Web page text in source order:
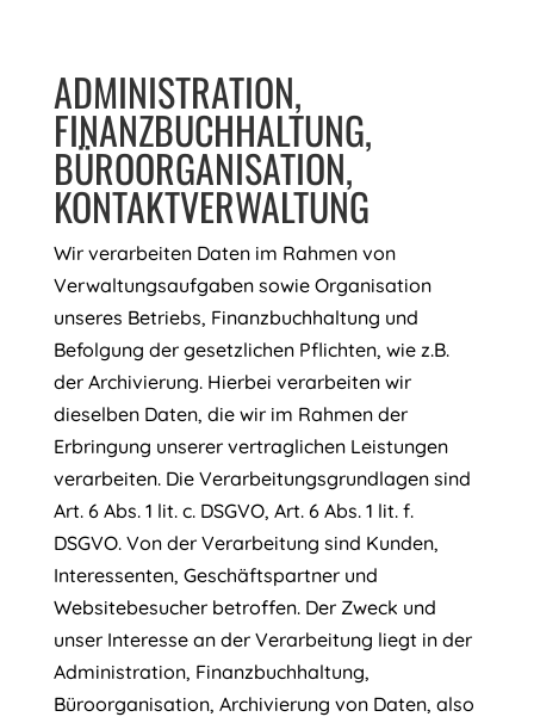
ADMINISTRATION,
FINANZBUCHHALTUNG,
BÜROORGANISATION,
KONTAKTVERWALTUNG
Wir verarbeiten Daten im Rahmen von
Verwaltungsaufgaben sowie Organisation
unseres Betriebs, Finanzbuchhaltung und
Befolgung der gesetzlichen Pflichten, wie z.B.
der Archivierung. Hierbei verarbeiten wir
dieselben Daten, die wir im Rahmen der
Erbringung unserer vertraglichen Leistungen
verarbeiten. Die Verarbeitungsgrundlagen sind
Art. 6 Abs. 1 lit. c. DSGVO, Art. 6 Abs. 1 lit. f.
DSGVO. Von der Verarbeitung sind Kunden,
Interessenten, Geschäftspartner und
Websitebesucher betroffen. Der Zweck und
unser Interesse an der Verarbeitung liegt in der
Administration, Finanzbuchhaltung,
Büroorganisation, Archivierung von Daten, also